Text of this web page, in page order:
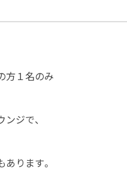
方１名のみ
ジで、
ります。